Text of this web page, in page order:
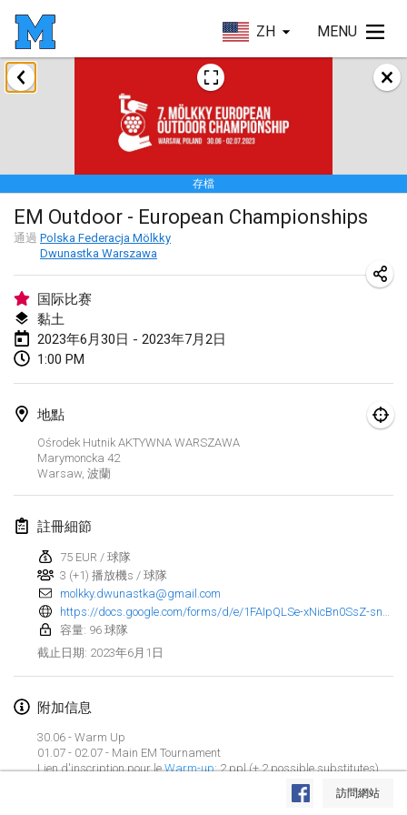
ZH MENU
显示列表
存檔
EM Outdoor - European Championships
通過 Polska Federacja Mölkky
Dwunastka Warszawa
国际比赛
黏土
2023年6月30日 - 2023年7月2日
1:00 PM
地點
Ośrodek Hutnik AKTYWNA WARSZAWA
Marymoncka 42
Warsaw, 波蘭
註冊細節
75 EUR / 球隊
3 (+1) 播放機s / 球隊
molkky.dwunastka@gmail.com
容量: 96 球隊
截止日期: 2023年6月1日
附加信息
30.06 - Warm Up
01.07 - 02.07 - Main EM Tournament
Lien d'inscription pour leWarm-up: 2 ppl (+ 2 possible substitutes)
訪問網站
2023年1月
LE Tournoi de Noël
2023年1月14日| 法國
Indoor Polish Championship - Halowe Mistrzostwa Polski w Mölkky
2023年1月14日| 波蘭
Tournoi Mixte ASPTTOM
2023年1月21日|法國
Tournoi de Mölkky - Lesfous Dubâtonvaigeois
2023年1月28日|法國
US Mölkky Winter
2023年1月29日
2023年2月
Open Grégorien
2023年2月4日
SingeliDuppeli
2023年2月4日 | 芬蘭
SM HalliMölkky - Finnish Championship
2023年2月11日 | 芬蘭
2023年2月18日
Faschings-Mölkky